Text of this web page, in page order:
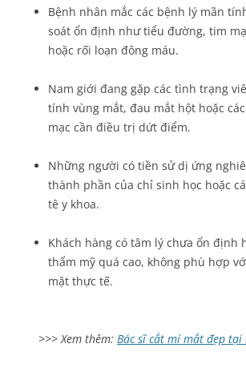
Bệnh nhân mắc các bệnh lý mãn
soát ổn định như tiểu đường, tim
hoặc rối loạn đông máu.
Nam giới đang gặp các tình trạng
tính vùng mắt, đau mắt hột hoặc
mạc cần điều trị dứt điểm.
Những người có tiền sử dị ứng
thành phần của chỉ sinh học hoặc
tê y khoa.
Khách hàng có tâm lý chưa ổn định
thẩm mỹ quá cao, không phù hợp
mặt thực tế.
>>> Xem thêm: Bác sĩ cắt mí mắt đẹp tại